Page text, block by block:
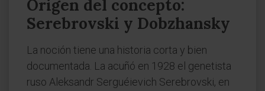
Origen del concepto:
Serebrovski y Dobzhansky
La noción tiene una historia corta y bien
documentada. La acuñó en 1928 el genetista
ruso Aleksandr Serguéievich Serebrovski, en